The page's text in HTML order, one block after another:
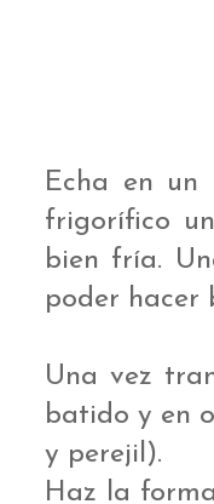
Echa en un
frigorífico
bien fría.
poder hacer
Una vez
batido y en
y perejil).
Haz la